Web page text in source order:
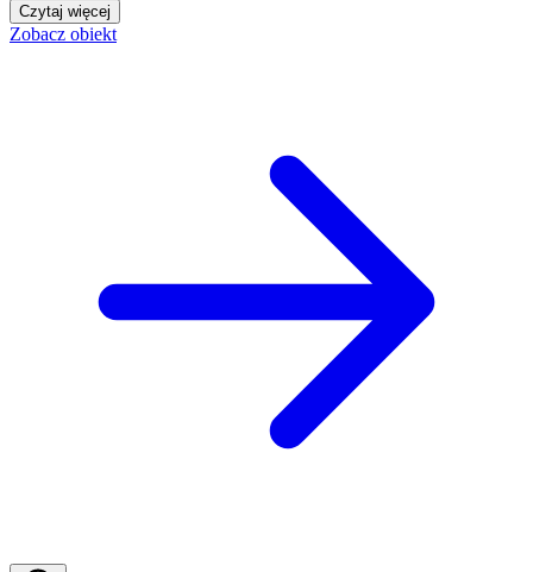
Czytaj więcej
Zobacz obiekt